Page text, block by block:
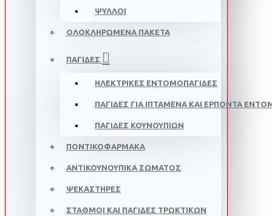
ΨΎΛΛΟΙ
ΟΛΟΚΛΗΡΩΜΈΝΑ ΠΑΚΈΤΑ
ΠΑΓΊΔΕΣ
ΗΛΕΚΤΡΙΚΈΣ ΕΝΤΟΜΟΠΑΓΊΔΕΣ
ΠΑΓΊΔΕΣ ΓΙΑ ΙΠΤΆΜΕΝΑ ΚΑΙ ΕΡΠΟΝΤΑ
ΠΑΓΊΔΕΣ ΚΟΥΝΟΥΠΙΏΝ
ΠΟΝΤΙΚΟΦΆΡΜΑΚΑ
ΑΝΤΙΚΟΥΝΟΥΠΙΚΆ ΣΏΜΑΤΟΣ
ΨΕΚΑΣΤΉΡΕΣ
ΣΤΑΘΜΟΊ ΚΑΙ ΠΑΓΊΔΕΣ ΤΡΩΚΤΙΚΏΝ